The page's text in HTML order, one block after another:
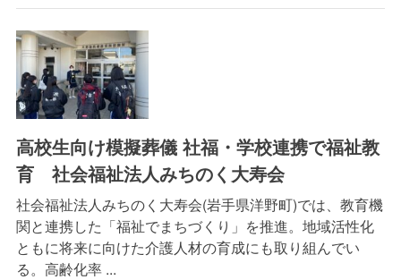
高校生向け模擬葬儀 社福・学校連携で福祉教
育 社会福祉法人みちのく大寿会
社会福祉法人みちのく大寿会(岩手県洋野町)では、教育機
関と連携した「福祉でまちづくり」を推進。地域活性化
ともに将来に向けた介護人材の育成にも取り組んでい
る。高齢化率 ...